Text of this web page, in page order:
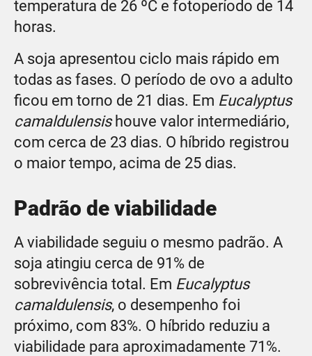
temperatura de 26 ºC e fotoperíodo de 14
horas.
A soja apresentou ciclo mais rápido em
todas as fases. O período de ovo a adulto
ficou em torno de 21 dias. Em Eucalyptus
camaldulensishouve valor intermediário,
com cerca de 23 dias. O híbrido registrou
o maior tempo, acima de 25 dias.
Padrão de viabilidade
A viabilidade seguiu o mesmo padrão. A
soja atingiu cerca de 91% de
sobrevivência total. Em Eucalyptus
camaldulensis, o desempenho foi
próximo, com 83%. O híbrido reduziu a
viabilidade para aproximadamente 71%.